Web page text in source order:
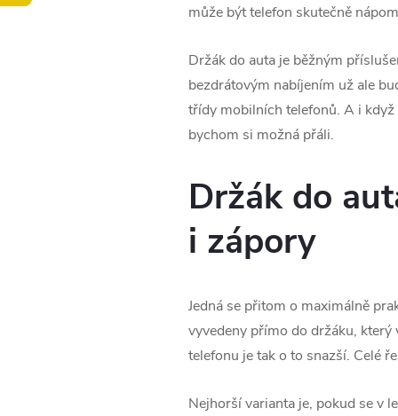
může být telefon skutečně
Držák do auta je běžným
bezdrátovým nabíjením už ale
třídy mobilních telefonů. A i
bychom si možná přáli.
Držák do
i zápory
Jedná se přitom o maximálně
vyvedeny přímo do držáku,
telefonu je tak o to snazší. Celé
Nejhorší varianta je, pokud se v